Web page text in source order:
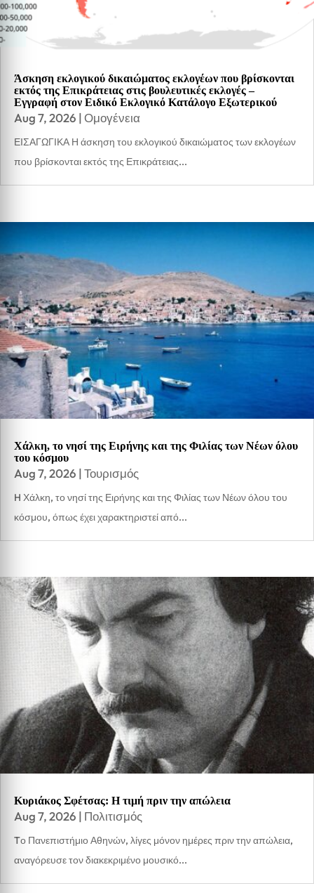
Άσκηση εκλογικού δικαιώματος εκλογέων που βρίσκονται
εκτός της Επικράτειας στις βουλευτικές εκλογές –
Εγγραφή στον Ειδικό Εκλογικό Κατάλογο Εξωτερικού
Aug 7, 2026 |Ομογένεια
ΕΙΣΑΓΩΓΙΚΑ Η άσκηση του εκλογικού δικαιώματος των εκλογέων
που βρίσκονται εκτός της Επικράτειας...
Χάλκη, το νησί της Ειρήνης και της Φιλίας των Νέων όλου
του κόσμου
Aug 7, 2026 |Τουρισμός
H Χάλκη, το νησί της Ειρήνης και της Φιλίας των Νέων όλου του
κόσμου, όπως έχει χαρακτηριστεί από...
Κυριάκος Σφέτσας: Η τιμή πριν την απώλεια
Aug 7, 2026 | Πολιτισμός
Tο Πανεπιστήμιο Αθηνών, λίγες μόνον ημέρες πριν την απώλεια,
αναγόρευσε τον διακεκριμένο μουσικό...